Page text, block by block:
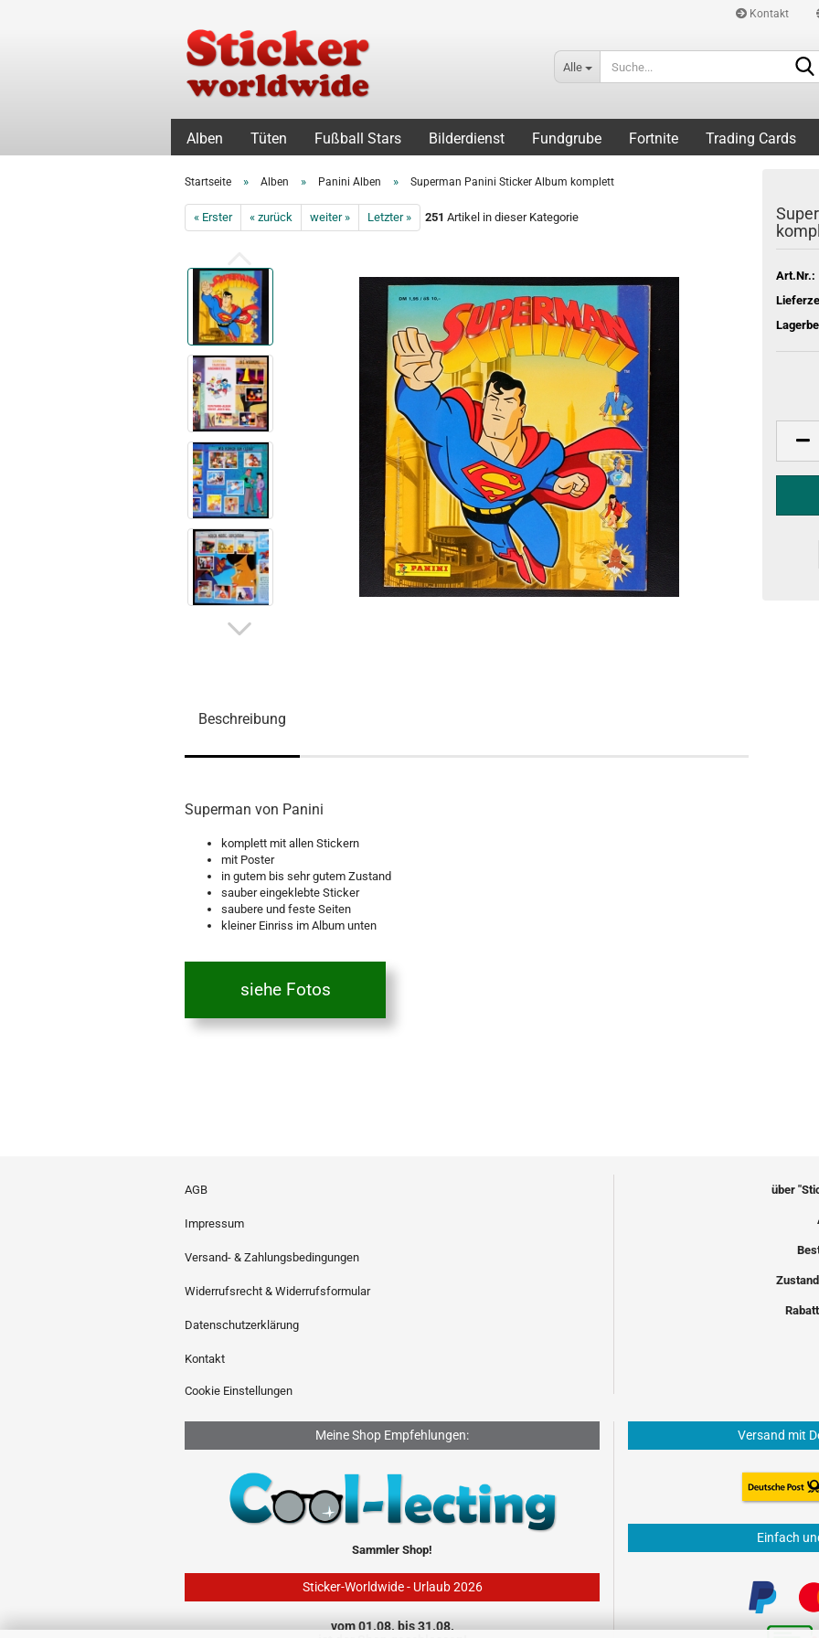
Kontakt
Alle
Alben Tüten Fußball Stars Bilderdienst Fundgrube Fortnite Trading Cards
Startseite » Alben » Panini Alben » Superman Panini Sticker Album komplett
« Erster « zurück weiter » Letzter » 251 Artikel in dieser Kategorie
Art.Nr.:
Beschreibung
Superman von Panini
komplett mit allen Stickern
mit Poster
in gutem bis sehr gutem Zustand
sauber eingeklebte Sticker
saubere und feste Seiten
kleiner Einriss im Album unten
siehe Fotos
AGB
Impressum
Versand- & Zahlungsbedingungen
Widerrufsrecht & Widerrufsformular
Datenschutzerklärung
Kontakt
Cookie Einstellungen
über
Meine Shop Empfehlungen:
Sammler Shop!
Sticker-Worldwide - Urlaub 2026
vom 01.08. bis 31.08.
Versand mit
Einfach